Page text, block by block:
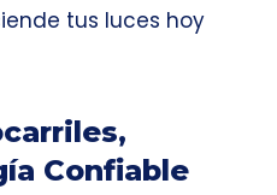
tus luces hoy
Confiable